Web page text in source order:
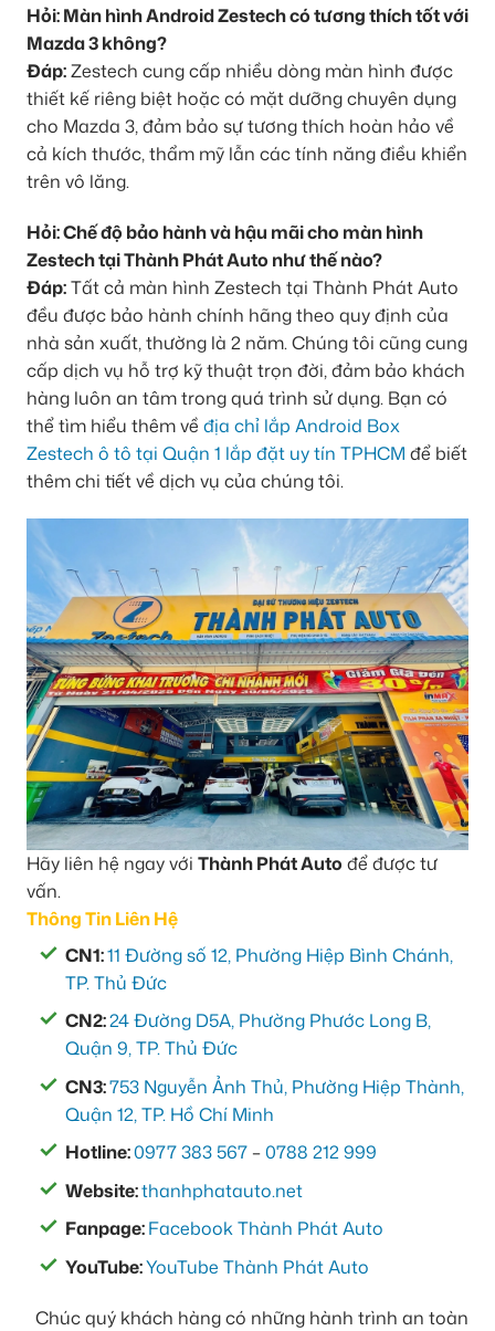
Hỏi: Màn hình Android Zestech có tương thích tốt với
Mazda 3 không?
Đáp:Zestech cung cấp nhiều dòng màn hình được
thiết kế riêng biệt hoặc có mặt dưỡng chuyên dụng
cho Mazda 3, đảm bảo sự tương thích hoàn hảo về
cả kích thước, thẩm mỹ lẫn các tính năng điều khiển
trên vô lăng.
Hỏi: Chế độ bảo hành và hậu mãi cho màn hình
Zestech tại Thành Phát Auto như thế nào?
Đáp:Tất cả màn hình Zestech tại Thành Phát Auto
đều được bảo hành chính hãng theo quy định của
nhà sản xuất, thường là 2 năm. Chúng tôi cũng cung
cấp dịch vụ hỗ trợ kỹ thuật trọn đời, đảm bảo khách
hàng luôn an tâm trong quá trình sử dụng. Bạn có
thể tìm hiểu thêm về địa chỉ lắp Android Box
Zestech ô tô tại Quận 1 lắp đặt uy tín TPHCM để biết
thêm chi tiết về dịch vụ của chúng tôi.
Hãy liên hệ ngay với Thành Phát Auto để được tư
vấn.
Thông Tin Liên Hệ
CN1:11 Đường số 12, Phường Hiệp Bình Chánh,
TP. Thủ Đức
CN2:24 Đường D5A, Phường Phước Long B,
Quận 9, TP. Thủ Đức
CN3:753 Nguyễn Ảnh Thủ, Phường Hiệp Thành,
Quận 12, TP. Hồ Chí Minh
Hotline:0977 383 567 –0788 212 999
Website:thanhphatauto.net
Fanpage:Facebook Thành Phát Auto
YouTube:YouTube Thành Phát Auto
Chúc quý khách hàng có những hành trình an toàn